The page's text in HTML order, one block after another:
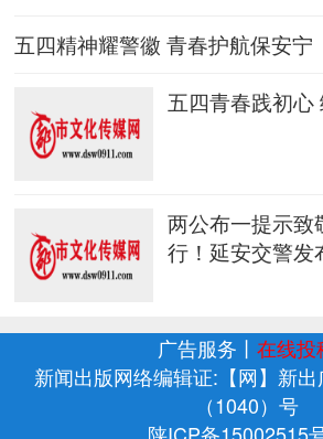
五四精神耀警徽 青春护航保安宁
五四青春践初心
两公布一提示致
行！延安交警发
广告服务 丨 在线投
新闻出版网络编辑证:【网】新
（1040）号